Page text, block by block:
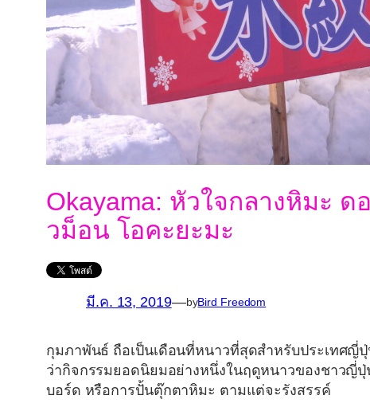
Okayama: หัวใจกลางหิมะ
วม็อน โอคะยะมะ
มี.ค. 13, 2019—byBird Freedom
กุมภาพันธ์ ถือเป็นเดือนที่หนาวที่สุดสำหรับประเทศญี่
ว่ากิจกรรมยอดนิยมอย่างหนึ่งในฤดูหนาวของชาวญี่
บอร์ด หรือการปั้นตุ๊กตาหิมะ ตามแต่จะรังสรรค์